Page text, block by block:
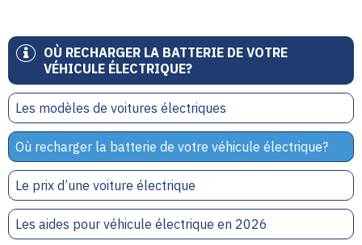
OÙ RECHARGER LA BATTERIE DE VOTRE
VÉHICULE ÉLECTRIQUE?
Les modèles de voitures électriques
Où recharger la batterie de votre véhicule électrique?
Le prix d’une voiture électrique
Les aides pour véhicule électrique en 2026